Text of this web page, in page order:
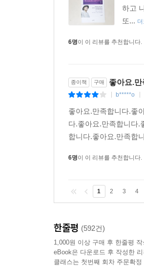
하고
또...
6명이 이 리뷰를 추천합니다.
종이책 구매 좋아요.
b*****o
좋아요.만족합니다.좋
다.좋아요.만족합니다.
합니다.좋아요.만족합
6명이 이 리뷰를 추천합니다.
1 2 3 4
한줄평 (592건)
1,000원 이상 구매 후 한줄평 작
eBook은 다운로드 후 작성한
클래스는 첫번째 회차 주문확